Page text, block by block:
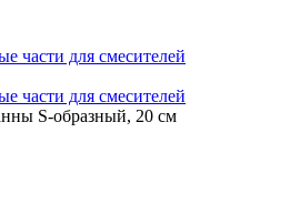
части для смесителей
части для смесителей
S-образный, 20 см